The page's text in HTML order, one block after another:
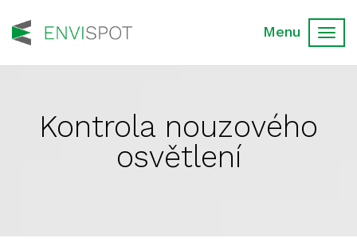
Kontrola nouzového
osvětlení